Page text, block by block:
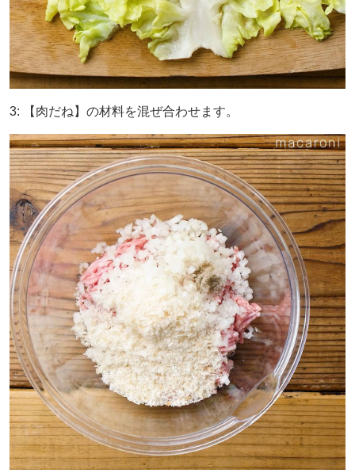
3: 【肉だね】の材料を混ぜ合わせます。